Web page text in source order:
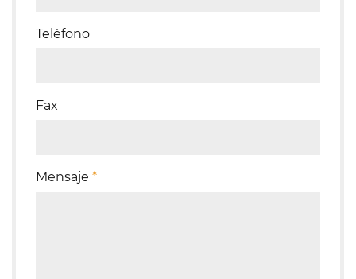
Teléfono
Fax
Mensaje *